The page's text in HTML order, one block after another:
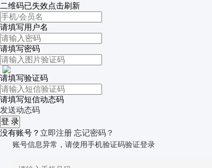
二维码已失效点击刷新
请填写用户名
请填写密码
请填写验证码
请填写短信动态码
发送动态码
没有账号？ 立即注册 忘记密码？
账号信息异常，请使用手机验证码验证登录